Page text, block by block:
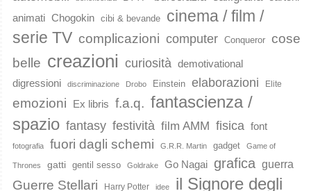
animati Chogokin cibi & bevande
cinema / film /
serie TV complicazioni computer Conqueror
cose
belle creazioni curiosità demotivational
digressioni
discriminazione Drobo Einstein elaborazioni Elite
emozioni Ex libris f.a.q. fantascienza /
spazio fantasy festività film AMM fisica font
fotografia fuori dagli schemi G.R.R. Martin gadget Game of
Thrones gatti gentil sesso Goldrake Go Nagai grafica guerra
Guerre Stellari Harry Potter idee
il Signore degli